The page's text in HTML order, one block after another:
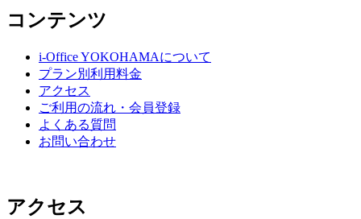
コンテンツ
i-Office YOKOHAMAについて
プラン別利用料金
アクセス
ご利用の流れ・会員登録
よくある質問
お問い合わせ
アクセス